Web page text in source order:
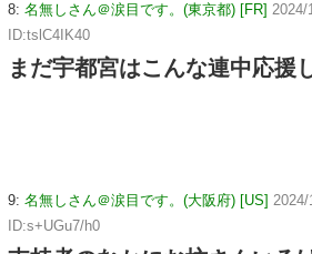
8: 名無しさん＠涙目です。(東京都) [FR] 2024/
ID:tslC4IK40
まだ宇都宮はこんな連中応援
9: 名無しさん＠涙目です。(大阪府) [US] 2024/
ID:s+UGu7/h0